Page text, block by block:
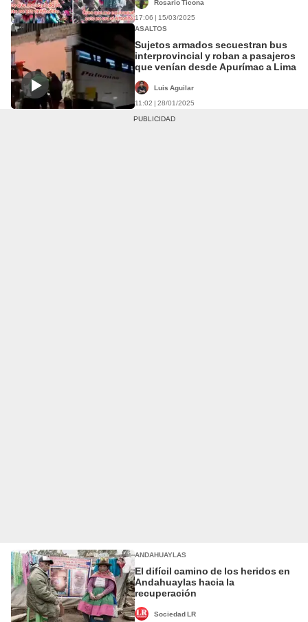
Rosario Ticona
17:06 | 15/03/2025
ASALTOS
Sujetos armados secuestran bus
interprovincial y roban a pasajeros
que venían desde Apurímac a Lima
Luis Aguilar
11:02 | 28/01/2025
ANDAHUAYLAS
El difícil camino de los heridos en
Andahuaylas hacia la
recuperación
Sociedad LR